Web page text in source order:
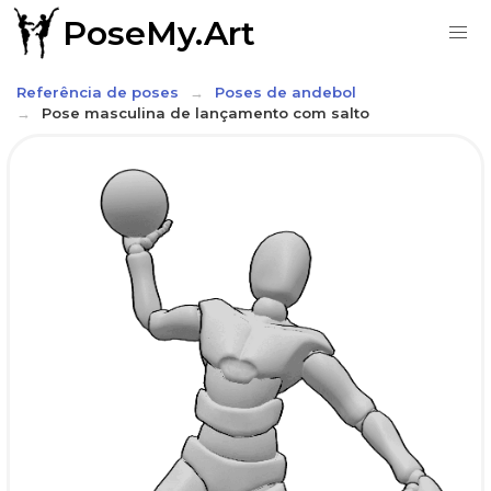
PoseMy.Art
Referência de poses
Poses de andebol
Pose masculina de lançamento com salto